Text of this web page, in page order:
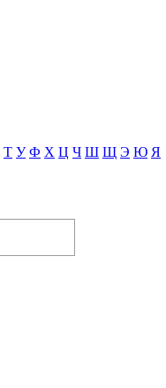
Т У Ф Х Ц Ч Ш Щ Э Ю Я